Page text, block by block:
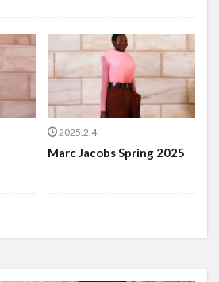
2025.2.4
Marc Jacobs Spring 2025